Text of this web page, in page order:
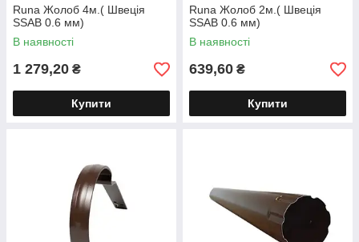
Runa Жолоб 4м.( Швеція
SSAB 0.6 мм)
В наявності
1 279,20 ₴
Купити
Runa Жолоб 2м.( Швеція
SSAB 0.6 мм)
В наявності
639,60 ₴
Купити